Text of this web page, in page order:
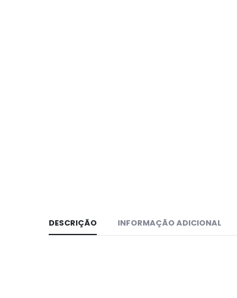
DESCRIÇÃO INFORMAÇÃO ADICIONAL